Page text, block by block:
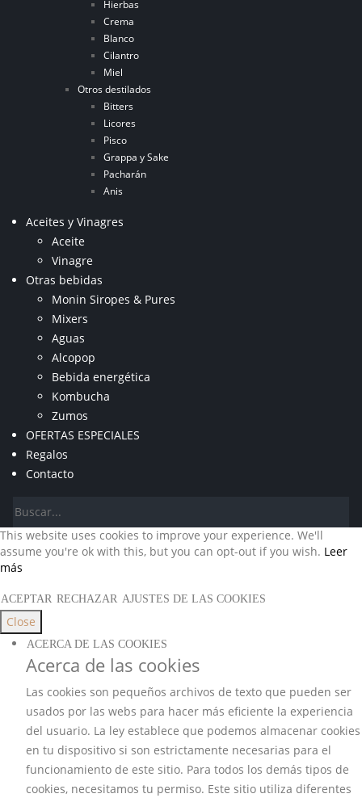
Hierbas
Crema
Blanco
Cilantro
Miel
Otros destilados
Bitters
Licores
Pisco
Grappa y Sake
Pacharán
Anis
Aceites y Vinagres
Aceite
Vinagre
Otras bebidas
Monin Siropes & Pures
Mixers
Aguas
Alcopop
Bebida energética
Kombucha
Zumos
OFERTAS ESPECIALES
Regalos
Contacto
This website uses cookies to improve your experience. We'll
assume you're ok with this, but you can opt-out if you wish. Leer
más
ACEPTAR RECHAZAR AJUSTES DE LAS COOKIES
Close
ACERCA DE LAS COOKIES
Acerca de las cookies
Las cookies son pequeños archivos de texto que pueden ser
usados por las webs para hacer más eficiente la experiencia
del usuario. La ley establece que podemos almacenar cookies
en tu dispositivo si son estrictamente necesarias para el
funcionamiento de este sitio. Para todos los demás tipos de
cookies, necesitamos tu permiso. Este sitio utiliza diferentes